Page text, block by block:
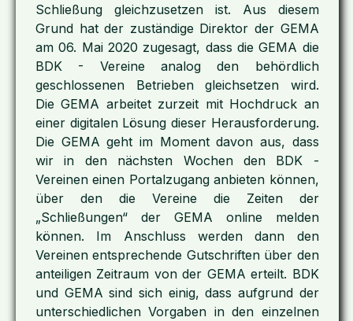
Schließung gleichzusetzen ist. Aus diesem
Grund hat der zuständige Direktor der GEMA
am 06. Mai 2020 zugesagt, dass die GEMA die
BDK - Vereine analog den behördlich
geschlossenen Betrieben gleichsetzen wird.
Die GEMA arbeitet zurzeit mit Hochdruck an
einer digitalen Lösung dieser Herausforderung.
Die GEMA geht im Moment davon aus, dass
wir in den nächsten Wochen den BDK -
Vereinen einen Portalzugang anbieten können,
über den die Vereine die Zeiten der
„Schließungen“ der GEMA online melden
können. Im Anschluss werden dann den
Vereinen entsprechende Gutschriften über den
anteiligen Zeitraum von der GEMA erteilt. BDK
und GEMA sind sich einig, dass aufgrund der
unterschiedlichen Vorgaben in den einzelnen